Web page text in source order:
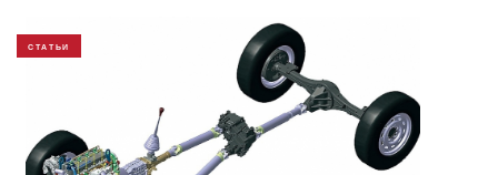
СТАТЬИ